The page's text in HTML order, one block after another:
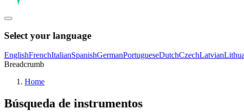
Select your language
EnglishFrenchItalianSpanishGermanPortugueseDutchCzechLatvian
Breadcrumb
Home
Búsqueda de instrumentos